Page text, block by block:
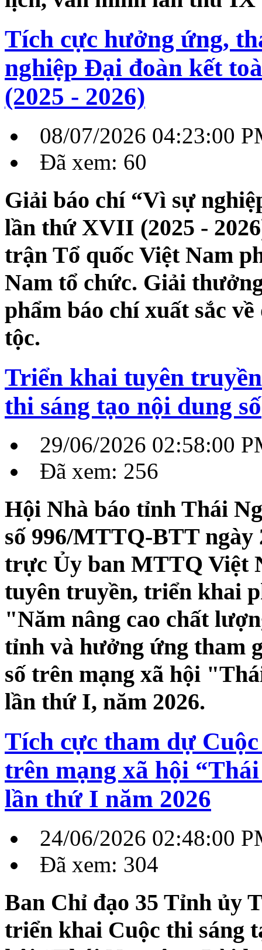
Tích cực hưởng ứng,
nghiệp Đại đoàn kết
(2025 - 2026)
08/07/2026 04:23:00
Đã xem: 60
Giải báo chí “Vì sự
lần thứ XVII (2025 -
trận Tổ quốc Việt Nam
Nam tổ chức. Giải
phẩm báo chí xuất sắc
tộc.
Triển khai tuyên
thi sáng tạo nội dung số
29/06/2026 02:58:00
Đã xem: 256
Hội Nhà báo tỉnh Thái
số 996/MTTQ-BTT ngày
trực Ủy ban MTTQ Việt
tuyên truyền, triển khai
"Năm nâng cao chất
tỉnh và hưởng ứng tham
số trên mạng xã hội
lần thứ I, năm 2026.
Tích cực tham dự
trên mạng xã hội
lần thứ I năm 2026
24/06/2026 02:48:00
Đã xem: 304
Ban Chỉ đạo 35 Tỉnh ủy
triển khai Cuộc thi sáng